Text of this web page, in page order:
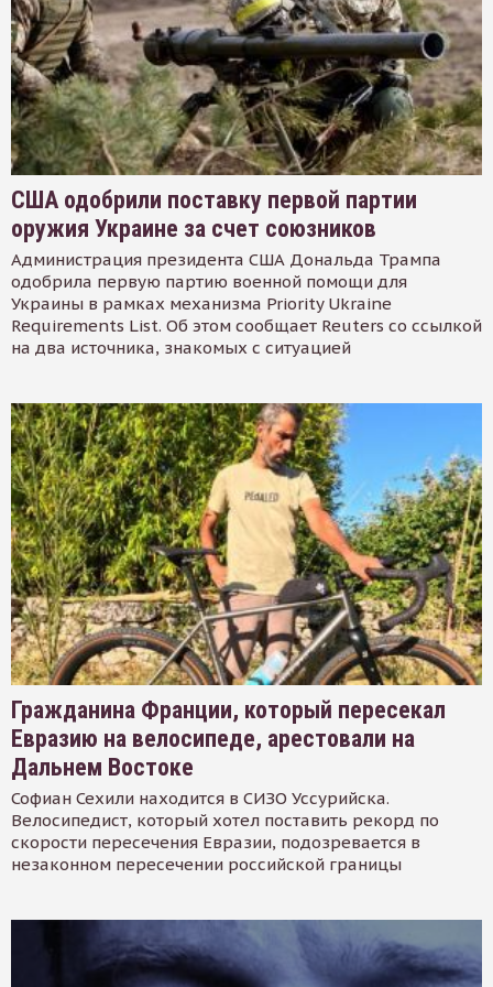
США одобрили поставку первой партии
оружия Украине за счет союзников
Администрация президента США Дональда Трампа
одобрила первую партию военной помощи для
Украины в рамках механизма Priority Ukraine
Requirements List. Об этом сообщает Reuters со ссылкой
на два источника, знакомых с ситуацией
Гражданина Франции, который пересекал
Евразию на велосипеде, арестовали на
Дальнем Востоке
Софиан Сехили находится в СИЗО Уссурийска.
Велосипедист, который хотел поставить рекорд по
скорости пересечения Евразии, подозревается в
незаконном пересечении российской границы